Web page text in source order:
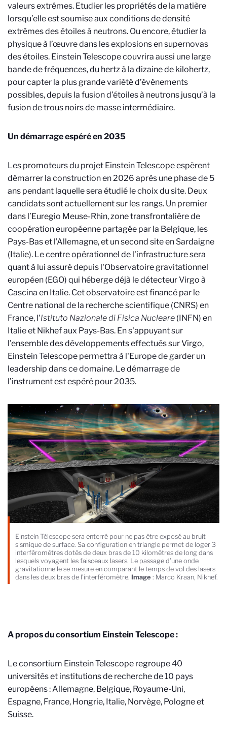
valeurs extrêmes. Etudier les propriétés de la matière
lorsqu’elle est soumise aux conditions de densité
extrêmes des étoiles à neutrons. Ou encore, étudier la
physique à l’œuvre dans les explosions en supernovas
des étoiles. Einstein Telescope couvrira aussi une large
bande de fréquences, du hertz à la dizaine de kilohertz,
pour capter la plus grande variété d’événements
possibles, depuis la fusion d’étoiles à neutrons jusqu’à la
fusion de trous noirs de masse intermédiaire.
Un démarrage espéré en 2035
Les promoteurs du projet Einstein Telescope espèrent
démarrer la construction en 2026 après une phase de 5
ans pendant laquelle sera étudié le choix du site. Deux
candidats sont actuellement sur les rangs. Un premier
dans l’Euregio Meuse-Rhin, zone transfrontalière de
coopération européenne partagée par la Belgique, les
Pays-Bas et l’Allemagne, et un second site en Sardaigne
(Italie). Le centre opérationnel de l'infrastructure sera
quant à lui assuré depuis l'Observatoire gravitationnel
européen (EGO) qui héberge déjà le détecteur Virgo à
Cascina en Italie. Cet observatoire est financé par le
Centre national de la recherche scientifique (CNRS) en
France, l'Istituto Nazionale di Fisica Nucleare (INFN) en
Italie et Nikhef aux Pays-Bas. En s'appuyant sur
l'ensemble des développements effectués sur Virgo,
Einstein Telescope permettra à l'Europe de garder un
leadership dans ce domaine. Le démarrage de
l’instrument est espéré pour 2035.
Einstein Télescope sera enterré pour ne pas être exposé au bruit
sismique de surface. Sa configuration en triangle permet de loger 3
interféromètres dotés de deux bras de 10 kilomètres de long dans
lesquels voyagent les faisceaux lasers. Le passage d’une onde
gravitationnelle se mesure en comparant le temps de vol des lasers
dans les deux bras de l’interféromètre. Image : Marco Kraan, Nikhef.
A propos du consortium Einstein Telescope :
Le consortium Einstein Telescope regroupe 40
universités et institutions de recherche de 10 pays
européens : Allemagne, Belgique, Royaume-Uni,
Espagne, France, Hongrie, Italie, Norvège, Pologne et
Suisse.